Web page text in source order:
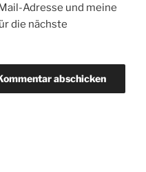
Adresse und meine
die nächste